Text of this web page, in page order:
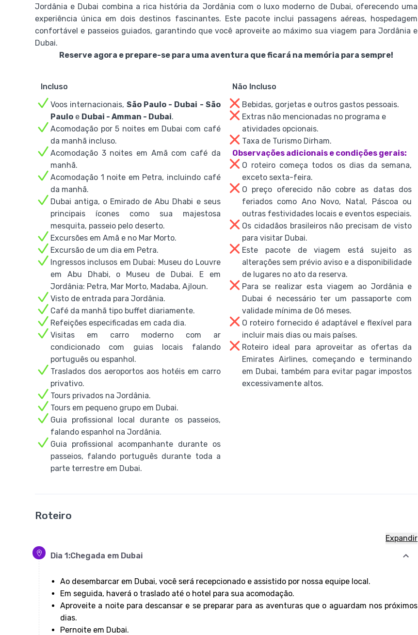
Jordânia e Dubai combina a rica história da Jordânia com o luxo moderno de Dubai, oferecendo uma
experiência única em dois destinos fascinantes. Este pacote inclui passagens aéreas, hospedagem
confortável e passeios guiados, garantindo que você aproveite ao máximo sua viagem para Jordânia e
Dubai.
Reserve agora e prepare-se para uma aventura que ficará na memória para sempre!
Incluso
Voos internacionais,São Paulo - Dubai - São
Paulo e Dubai - Amman - Dubai.
Acomodação por 5 noites em Dubai com café
da manhã incluso.
Acomodação 3 noites em Amã com café da
manhã.
Acomodação 1 noite em Petra, incluindo café
da manhã.
Dubai antiga, o Emirado de Abu Dhabi e seus
principais ícones como sua majestosa
mesquita, passeio pelo deserto.
Excursões em Amã e no Mar Morto.
Excursão de um dia em Petra.
Ingressos inclusos em Dubai: Museu do Louvre
em Abu Dhabi, o Museu de Dubai. E em
Jordânia: Petra, Mar Morto, Madaba, Ajloun.
Visto de entrada para Jordânia.
Café da manhã tipo buffet diariamente.
Refeições especificadas em cada dia.
Visitas em carro moderno com ar
condicionado com guias locais falando
português ou espanhol.
Traslados dos aeroportos aos hotéis em carro
privativo.
Tours privados na Jordânia.
Tours em pequeno grupo em Dubai.
Guia profissional local durante os passeios,
falando espanhol na Jordânia.
Guia profissional acompanhante durante os
passeios, falando português durante toda a
parte terrestre em Dubai.
Não Incluso
Bebidas, gorjetas e outros gastos pessoais.
Extras não mencionadas no programa e
atividades opcionais.
Taxa de Turismo Dirham.
Observações adicionais e condições gerais:
O roteiro começa todos os dias da semana,
exceto sexta-feira.
O preço oferecido não cobre as datas dos
feriados como Ano Novo, Natal, Páscoa ou
outras festividades locais e eventos especiais.
Os cidadãos brasileiros não precisam de visto
para visitar Dubai.
Este pacote de viagem está sujeito as
alterações sem prévio aviso e a disponibilidade
de lugares no ato da reserva.
Para se realizar esta viagem ao Jordânia e
Dubai é necessário ter um passaporte com
validade mínima de 06 meses.
O roteiro fornecido é adaptável e flexível para
incluir mais dias ou mais países.
Roteiro ideal para aproveitar as ofertas da
Emirates Airlines, começando e terminando
em Dubai, também para evitar pagar impostos
excessivamente altos.
Roteiro
Expandir
Dia 1:Chegada em Dubai
Ao desembarcar em Dubai, você será recepcionado e assistido por nossa equipe local.
Em seguida, haverá o traslado até o hotel para sua acomodação.
Aproveite a noite para descansar e se preparar para as aventuras que o aguardam nos próximos
dias.
Pernoite em Dubai.